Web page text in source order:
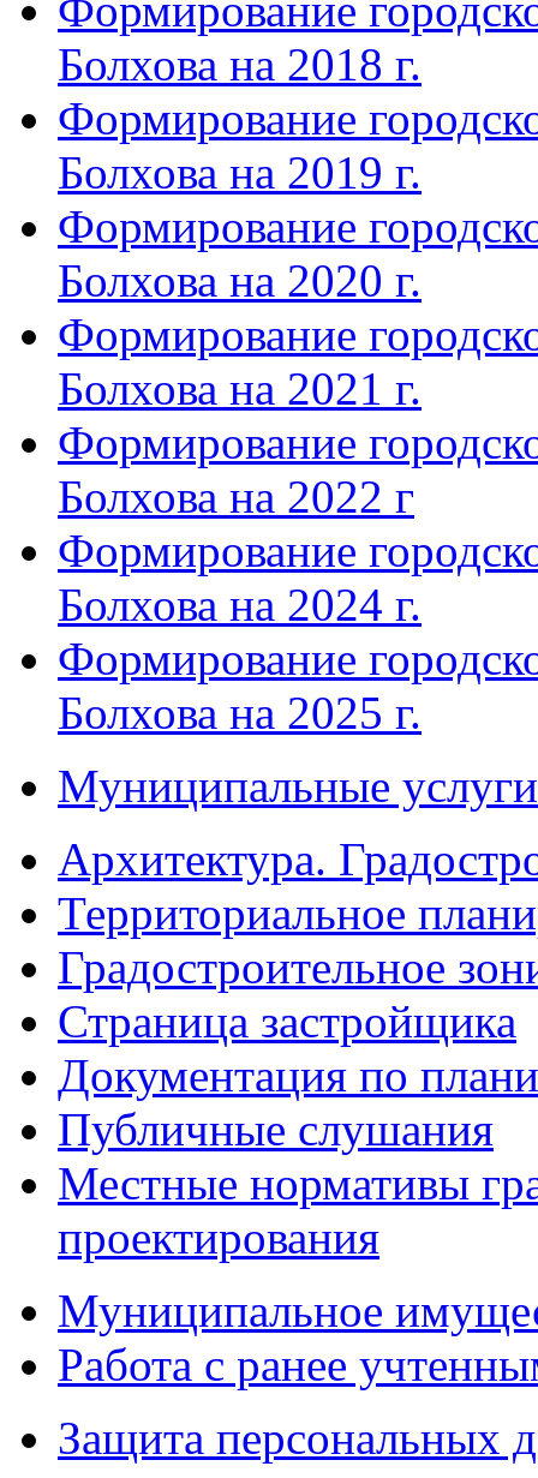
Формирование
Болхова на 2018 г.
Формирование
Болхова на 2019 г.
Формирование
Болхова на 2020 г.
Формирование
Болхова на 2021 г.
Формирование
Болхова на 2022 г
Формирование
Болхова на 2024 г.
Формирование
Болхова на 2025 г.
Муниципальные услуги
Архитектура.
Территориальное
Градостроительное
Страница застройщика
Документация по
Публичные слушания
Местные нормативы
проектирования
Муниципальное
Работа с ранее
Защита персональных